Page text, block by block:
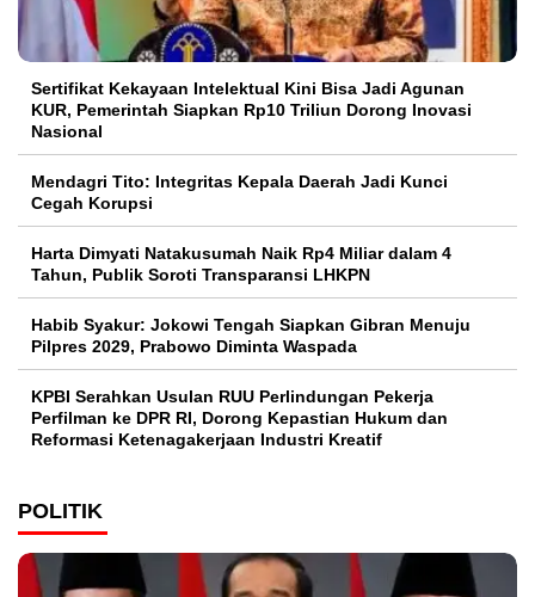
Sertifikat Kekayaan Intelektual Kini Bisa Jadi Agunan
KUR, Pemerintah Siapkan Rp10 Triliun Dorong Inovasi
Nasional
Mendagri Tito: Integritas Kepala Daerah Jadi Kunci
Cegah Korupsi
Harta Dimyati Natakusumah Naik Rp4 Miliar dalam 4
Tahun, Publik Soroti Transparansi LHKPN
Habib Syakur: Jokowi Tengah Siapkan Gibran Menuju
Pilpres 2029, Prabowo Diminta Waspada
KPBI Serahkan Usulan RUU Perlindungan Pekerja
Perfilman ke DPR RI, Dorong Kepastian Hukum dan
Reformasi Ketenagakerjaan Industri Kreatif
POLITIK